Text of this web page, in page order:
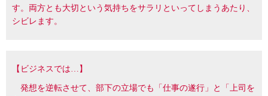
す。両方とも大切という気持ちをサラリといってしまうあたり、
シビレます。
【ビジネスでは…】
発想を逆転させて、部下の立場でも「仕事の遂行」と「上司を